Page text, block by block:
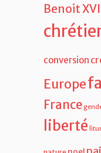
Benoit XVI
conversion
Europe
France
liberté